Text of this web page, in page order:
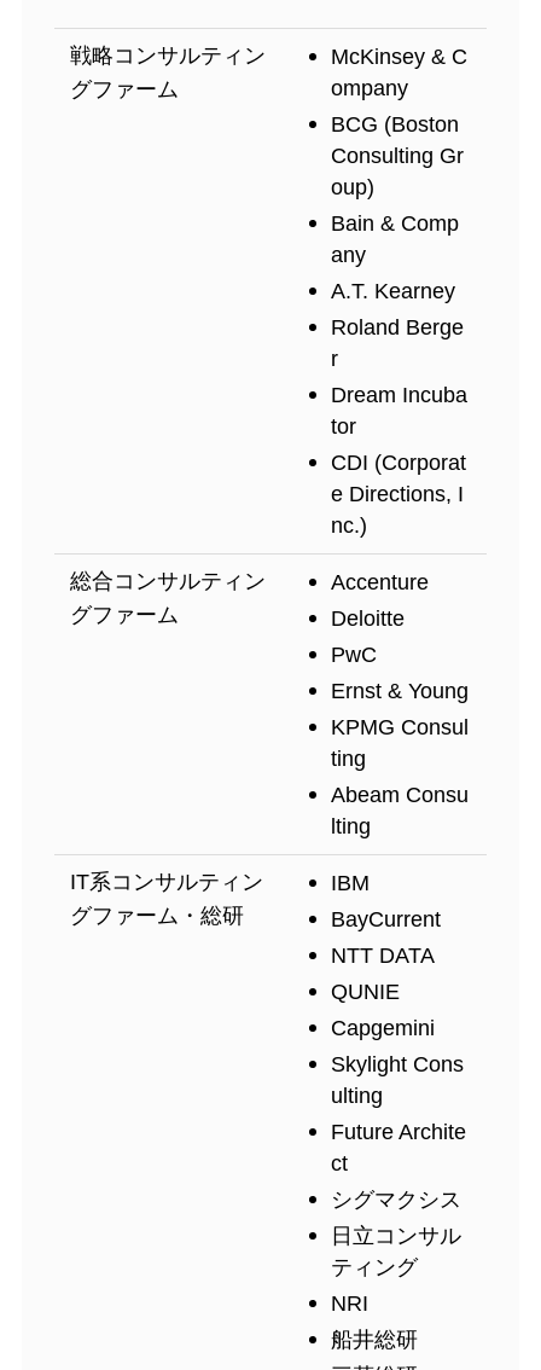
戦略コンサルティン
グファーム
McKinsey & C
ompany
BCG (Boston
Consulting Gr
oup)
Bain & Comp
any
A.T. Kearney
Roland Berge
r
Dream Incuba
tor
CDI (Corporat
e Directions, I
nc.)
総合コンサルティン
グファーム
Accenture
Deloitte
PwC
Ernst & Young
KPMG Consul
ting
Abeam Consu
lting
IT系コンサルティン
グファーム・総研
IBM
BayCurrent
NTT DATA
QUNIE
Capgemini
Skylight Cons
ulting
Future Archite
ct
シグマクシス
日立コンサル
ティング
NRI
船井総研